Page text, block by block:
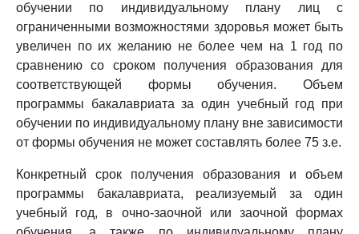
обучении по индивидуальному плану лиц с
ограниченными возможностями здоровья может быть
увеличен по их желанию не более чем на 1 год по
сравнению со сроком получения образования для
соответствующей формы обучения. Объем
программы бакалавриата за один учебный год при
обучении по индивидуальному плану вне зависимости
от формы обучения не может составлять более 75 з.е.
Конкретный срок получения образования и объем
программы бакалавриата, реализуемый за один
учебный год, в очно-заочной или заочной формах